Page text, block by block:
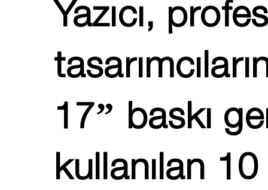
Yazıcı,
17” baskı
kullanılan